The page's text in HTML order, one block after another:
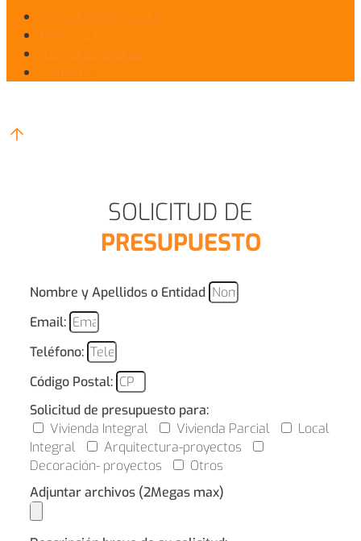
POLÍTICA DE PRIVACIDAD
AVISO LEGAL
POLÍTICA DE COOKIES
CONTACTO
SOLICITUD DE
PRESUPUESTO
Nombre y Apellidos o Entidad
Email:
Teléfono:
Código Postal:
Solicitud de presupuesto para:
Vivienda Integral
Vivienda Parcial
Local
Integral
Arquitectura-proyectos
Decoración- proyectos
Otros
Adjuntar archivos (2Megas max)